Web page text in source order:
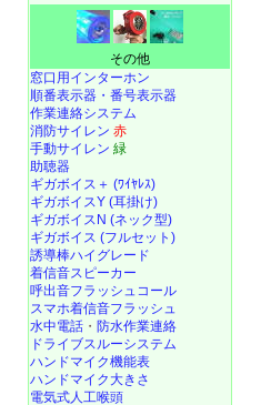
その他
窓口用インターホン
順番表示器・番号表示器
作業連絡システム
消防サイレン 赤
手動サイレン 緑
助聴器
ギガボイス＋ (ﾜｲﾔﾚｽ)
ギガボイスY (耳掛け)
ギガボイスN (ネック型)
ギガボイス (フルセット)
誘導棒ハイグレード
着信音スピーカー
呼出音フラッシュコール
スマホ着信音フラッシュ
水中電話 ・ 防水作業連絡
ドライブスルーシステム
ハンドマイク機能表
ハンドマイク大きさ
電気式人工喉頭